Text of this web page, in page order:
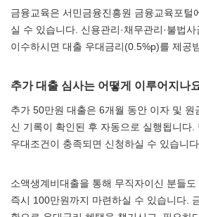
금융교육은 서민금융진흥원 금융교육포털
실 수 있습니다. 신용관리·채무관리·불법
이수하시면 대출 우대금리(0.5%p)를 제공
추가 대출 심사는 어떻게 이루어지나
추가 50만원 대출은 6개월 동안 이자 및
신 기록이 확인된 후 자동으로 실행됩니다.
우대조건이 충족되면 신청하실 수 있습니다.
소액생계비대출을 통해 무직자이신 분들
즉시 100만원까지 마련하실 수 있습니다.